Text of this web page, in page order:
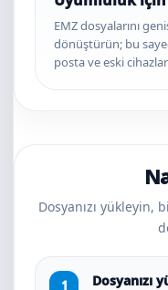
EMZ dosyalarını
dönüştürün; bu
posta ve eski
Dosyanızı
Dosyanızı